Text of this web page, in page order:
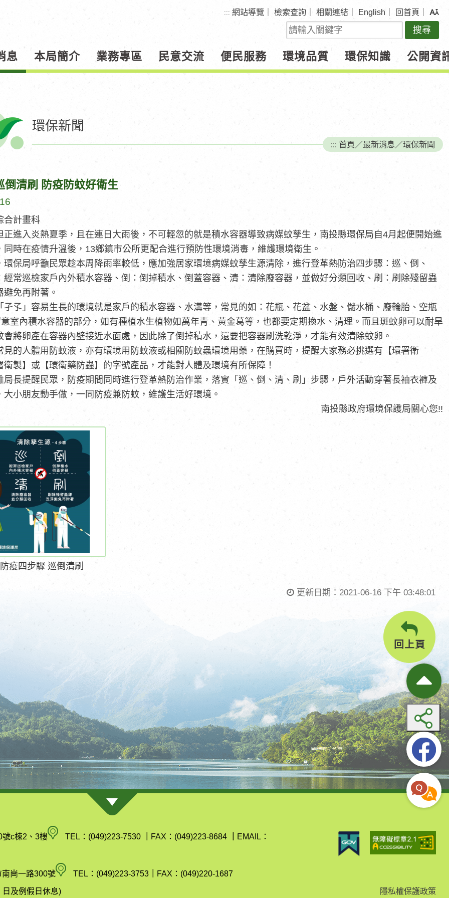
::: 網站導覽 檢索查詢 相關連結 English 回首頁
關
鍵
字
查
詢
息 本局簡介 業務專區 民意交流 便民服務 環境品質 環保知識 公開資
環保新聞
::: 首頁 ／最新消息 ／環保新聞
倒清刷 防疫防蚊好衛生
合計畫科
正進入炎熱夏季，且在連日大雨後，不可輕忽的就是積水容器導致病媒蚊孳生，南投縣環保局自4月起便開始進
同時在疫情升溫後，13鄉鎮市公所更配合進行預防性環境消毒，維護環境衛生。
環保局呼籲民眾趁本周降雨率較低，應加強居家環境病媒蚊孳生源清除，進行登革熱防治四步驟：巡、倒、
經常巡檢家戶內外積水容器、倒：倒掉積水、倒蓋容器、清：清除廢容器，並做好分類回收、刷：刷除殘留蟲
免再附著。
孑孓」容易生長的環境就是家戶的積水容器、水溝等，常見的如：花瓶、花盆、水盤、儲水桶、廢輪胎、空瓶
室內積水容器的部分，如有種植水生植物如萬年青、黃金葛等，也都要定期換水、清理。而且斑蚊卵可以耐旱
會將卵產在容器內壁接近水面處，因此除了倒掉積水，還要把容器刷洗乾淨，才能有效清除蚊卵。
見的人體用防蚊液，亦有環境用防蚊液或相關防蚊蟲環境用藥，在購買時，提醒大家務必挑選有【環署衛
衛製】或【環衛藥防蟲】的字號產品，才能對人體及環境有所保障！
局長提醒民眾，防疫期間同時進行登革熱防治作業，落實「巡、倒、清、刷」步驟，戶外活動穿著長袖衣褲及
大小朋友動手做，一同防疫兼防蚊，維護生活好環境。
南投縣政府環境保護局關心您!!
疫四步驟 巡倒清刷
更新日期： 2021-06-16 下午 03:48:01
回上頁
c棟2、3樓南
縣
政
TEL：(049)223-7530 FAX：(049)223-8684 EMAIL：
崗一路300號空
氣
TEL：(049)223-3753 FAX：(049)220-1687
日及例假日休息) 隱私權保護政策